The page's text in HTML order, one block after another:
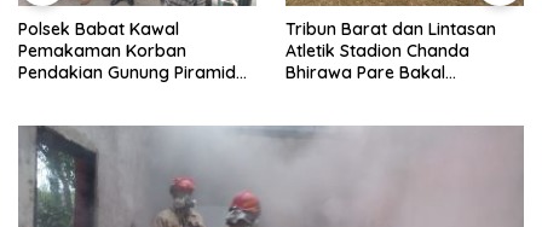
Polsek Babat Kawal
Pemakaman Korban
Pendakian Gunung Piramid
Tribun Barat dan Lintasan
Atletik Stadion Chanda
Bhirawa Pare Bakal